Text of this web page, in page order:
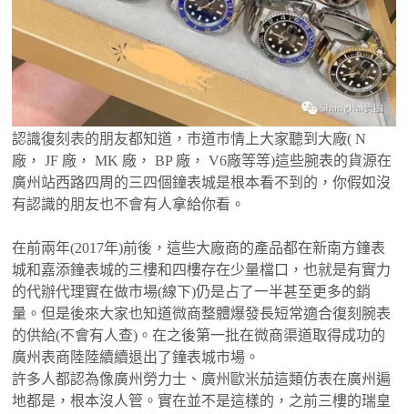
認識復刻表的朋友都知道，市道市情上大家聽到大廠( N
廠， JF 廠， MK 廠， BP 廠， V6廠等等)這些腕表的貨源在
廣州站西路四周的三四個鐘表城是根本看不到的，你假如沒
有認識的朋友也不會有人拿給你看。
在前兩年(2017年)前後，這些大廠商的產品都在新南方鐘表
城和嘉添鐘表城的三樓和四樓存在少量檔口，也就是有實力
的代辦代理實在做市場(線下)仍是占了一半甚至更多的銷
量。但是後來大家也知道微商整體爆發長短常適合復刻腕表
的供給(不會有人查)。在之後第一批在微商渠道取得成功的
廣州表商陸陸續續退出了鐘表城市場。
許多人都認為像廣州勞力士、廣州歐米茄這類仿表在廣州遍
地都是，根本沒人管。實在並不是這樣的，之前三樓的瑞皇